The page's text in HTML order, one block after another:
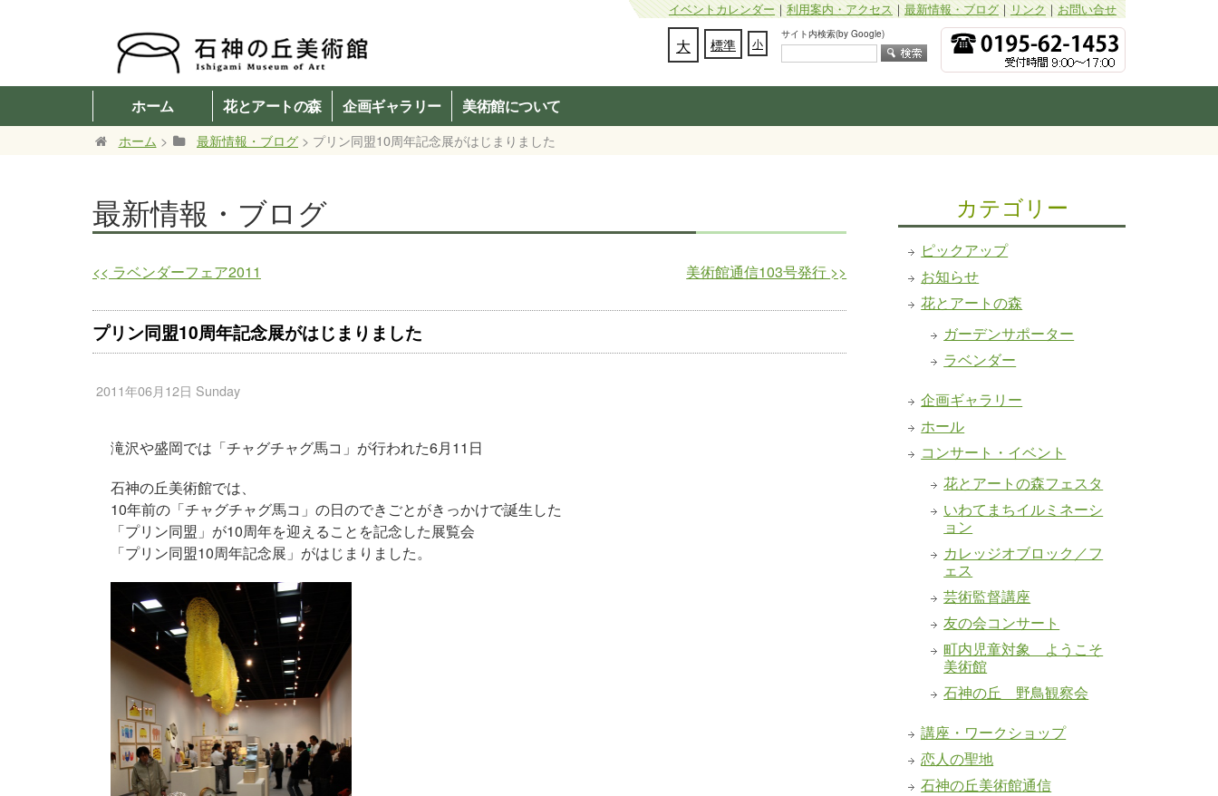
イベントカレンダー｜利用案内・アクセス｜最新情報・ブログ｜リンク｜お問い合せ
サイト内検索(by Google)
大 標準 小
ホーム 花とアートの森 企画ギャラリー 美術館について
ホーム > 最新情報・ブログ > プリン同盟10周年記念展がはじまりました
最新情報・ブログ
<< ラベンダーフェア2011 美術館通信103号発行 >>
プリン同盟10周年記念展がはじまりました
2011年06月12日 Sunday
滝沢や盛岡では「チャグチャグ馬コ」が行われた6月11日
石神の丘美術館では、
10年前の「チャグチャグ馬コ」の日のできごとがきっかけで誕生した
「プリン同盟」が10周年を迎えることを記念した展覧会
「プリン同盟10周年記念展」がはじまりました。
カテゴリー
ピックアップ
お知らせ
花とアートの森
ガーデンサポーター
ラベンダー
企画ギャラリー
ホール
コンサート・イベント
花とアートの森フェスタ
いわてまちイルミネーシ
ョン
カレッジオブロック／フ
ェス
芸術監督講座
友の会コンサート
町内児童対象 ようこそ
美術館
石神の丘 野鳥観察会
講座・ワークショップ
恋人の聖地
石神の丘美術館通信